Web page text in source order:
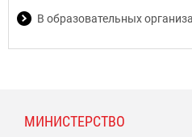
В образовательных
МИНИСТЕРСТВО